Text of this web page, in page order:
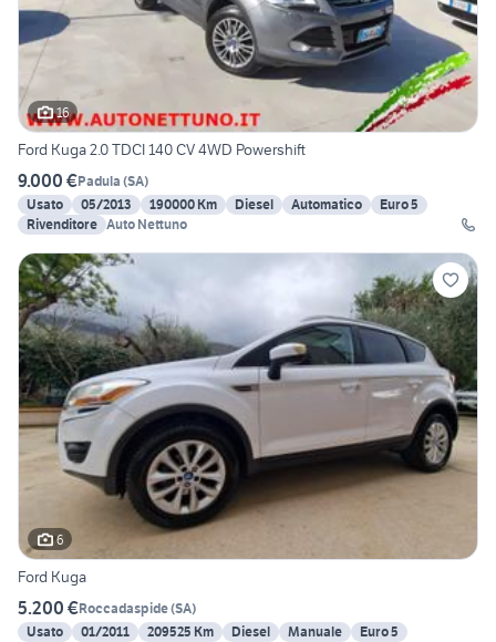
16
Ford Kuga 2.0 TDCI 140 CV 4WD Powershift
9.000 €Padula (SA)
Usato
05/2013 190000 Km Diesel Automatico
Euro 5
Rivenditore Auto Nettuno
6
Ford Kuga
5.200 €Roccadaspide(SA)
Usato
01/2011 209525 Km Diesel Manuale
Euro 5